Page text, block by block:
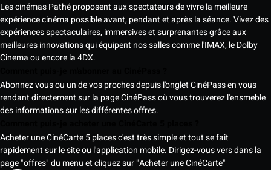
Les cinémas Pathé proposent aux spectateurs de vivre la meilleure
expérience cinéma possible avant, pendant et après la séance. Vivez des
expériences spectaculaires, immersives et surprenantes grâce aux
meilleures innovations qui équipent nos salles comme l'IMAX, le Dolby
Cinema ou encore la 4DX.
Abonnez vous ou un de vos proches depuis l'onglet CinéPass en vous
rendant directement sur la page CinéPass où vous trouverez l'ensmeble
des informations sur les différentes offres.
Acheter une CinéCarte 5 places c'est très simple et tout se fait
rapidement sur le site ou l'application mobile. Dirigez-vous vers dans la
page "offres" du menu et cliquez sur "Acheter une CinéCarte"